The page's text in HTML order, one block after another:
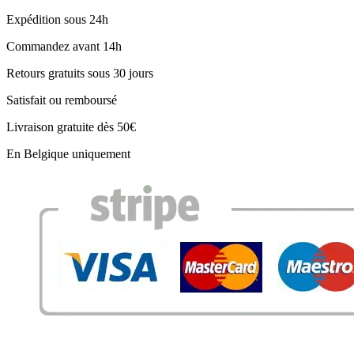
Expédition sous 24h
Commandez avant 14h
Retours gratuits sous 30 jours
Satisfait ou remboursé
Livraison gratuite dès 50€
En Belgique uniquement